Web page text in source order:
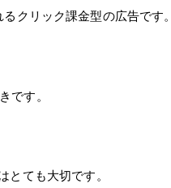
クリック課金型の広告です。
です。
とても大切です。